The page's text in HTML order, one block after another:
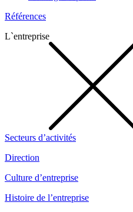
Références
L`entreprise
Secteurs d’activités
Direction
Culture d’entreprise
Histoire de l’entreprise